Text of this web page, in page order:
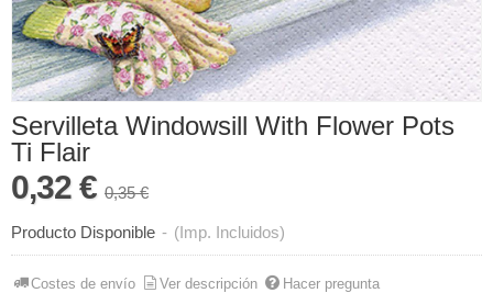
Servilleta Windowsill With Flower Pots
Ti Flair
0,32 € 0,35 €
Producto Disponible - (Imp. Incluidos)
Costes de envío Ver descripción Hacer pregunta